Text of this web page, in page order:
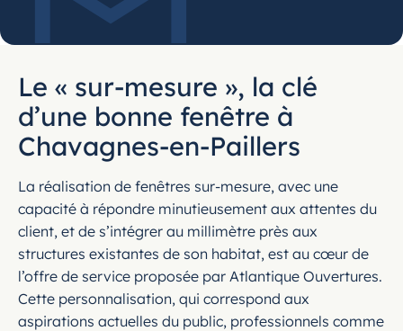
Le « sur-mesure », la clé
d’une bonne fenêtre à
Chavagnes-en-Paillers
La réalisation de fenêtres sur-mesure, avec une
capacité à répondre minutieusement aux attentes du
client, et de s’intégrer au millimètre près aux
structures existantes de son habitat, est au cœur de
l’offre de service proposée par Atlantique Ouvertures.
Cette personnalisation, qui correspond aux
aspirations actuelles du public, professionnels comme